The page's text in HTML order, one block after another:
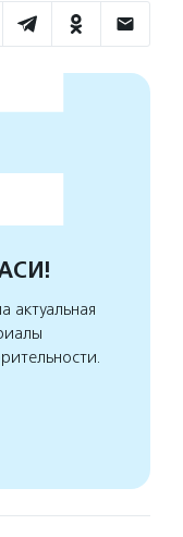
актуальная